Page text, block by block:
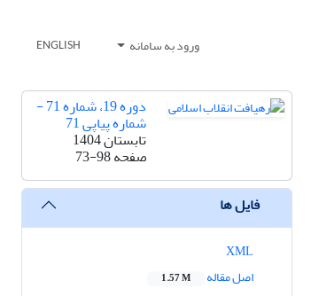
ورود به سامانه ENGLISH
دوره 19، شماره 71 -
شماره پیاپی 71
تابستان 1404
صفحه73-98
فایل ها
اصل مقاله
1.57 M